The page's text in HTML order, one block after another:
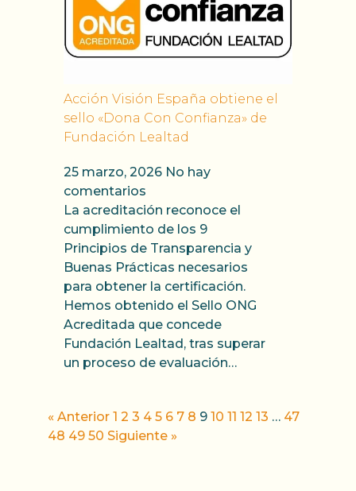
Acción Visión España obtiene el
sello «Dona Con Confianza» de
Fundación Lealtad
25 marzo, 2026 No hay
comentarios
La acreditación reconoce el
cumplimiento de los 9
Principios de Transparencia y
Buenas Prácticas necesarios
para obtener la certificación.
Hemos obtenido el Sello ONG
Acreditada que concede
Fundación Lealtad, tras superar
un proceso de evaluación…
« Anterior 1 2 3 4 5 6 7 8 9 10 11 12 13 … 47
48 49 50 Siguiente »